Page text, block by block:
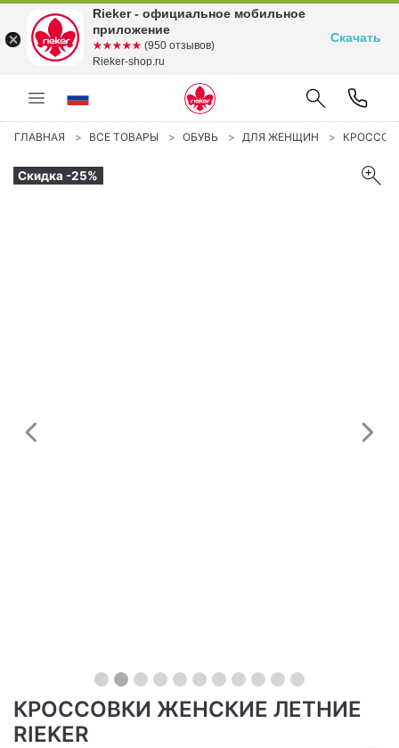
ГЛАВНАЯ ВСЕ ТОВАРЫ ОБУВЬ ДЛЯ ЖЕНЩИН
Скидка -25%
Предыдущий
КРОССОВКИ ЖЕНСКИЕ ЛЕТНИЕ
RIEKER
Rieker - официальное мобильное
приложение
☆☆☆☆☆
★★★★★ (950 отзывов)
Rieker-shop.ru
Скачать